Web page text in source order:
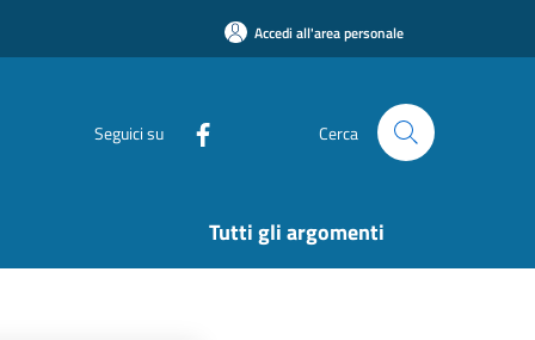
Accedi all'area personale
Seguici su Cerca
Tutti gli argomenti